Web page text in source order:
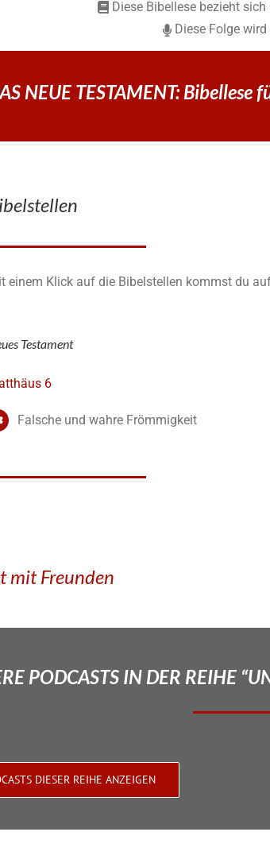
Diese Bibellese bezieht
Diese Folge
NEUE TESTAMENT:
einem Klick auf die Bibelstellen kommst du
Testament
6
Falsche und wahre Frömmigkeit
mit Freunden
PODCASTS IN DER REIHE
DIESER REIHE ANZEIGEN